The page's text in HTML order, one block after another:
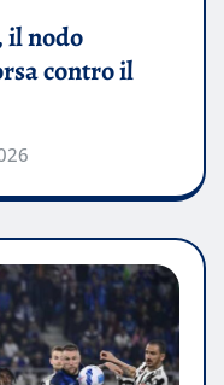
il nodo
contro il